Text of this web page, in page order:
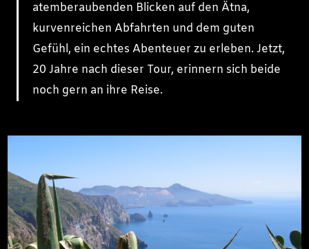
atemberaubenden Blicken auf den Ätna,
kurvenreichen Abfahrten und dem guten
Gefühl, ein echtes Abenteuer zu erleben. Jetzt,
20 Jahre nach dieser Tour, erinnern sich beide
noch gern an ihre Reise.